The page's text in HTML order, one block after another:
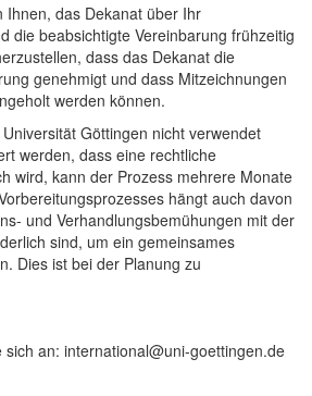
Ihnen, das Dekanat über Ihr
die beabsichtigte Vereinbarung frühzeitig
dass das Dekanat die
genehmigt und dass Mitzeichnungen
werden können.
Göttingen nicht verwendet
werden, dass eine rechtliche
wird, kann der Prozess mehrere Monate
hängt auch davon
und Verhandlungsbemühungen mit der
sind, um ein gemeinsames
Dies ist bei der Planung zu
sich an: international@uni-goettingen.de